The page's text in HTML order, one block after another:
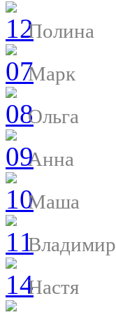
Полина
Марк
Ольга
Анна
Маша
Владимир
Настя